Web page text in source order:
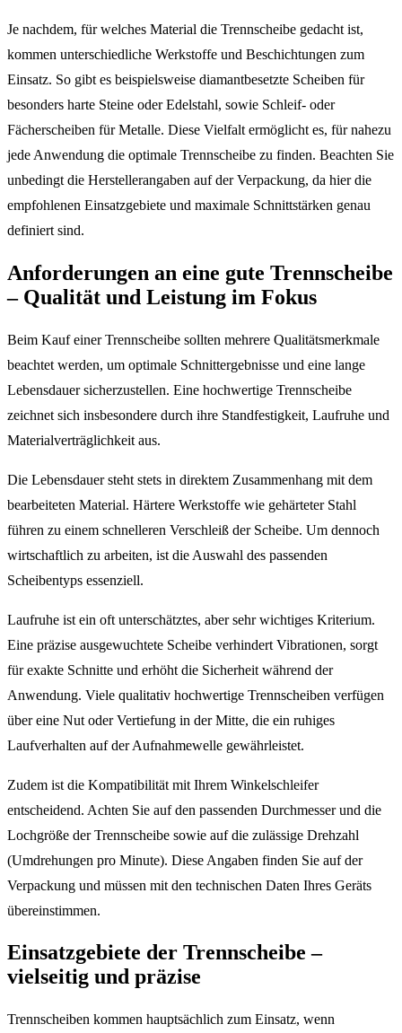
Je nachdem, für welches Material die Trennscheibe gedacht ist,
kommen unterschiedliche Werkstoffe und Beschichtungen zum
Einsatz. So gibt es beispielsweise diamantbesetzte Scheiben für
besonders harte Steine oder Edelstahl, sowie Schleif- oder
Fächerscheiben für Metalle. Diese Vielfalt ermöglicht es, für nahezu
jede Anwendung die optimale Trennscheibe zu finden. Beachten Sie
unbedingt die Herstellerangaben auf der Verpackung, da hier die
empfohlenen Einsatzgebiete und maximale Schnittstärken genau
definiert sind.
Anforderungen an eine gute Trennscheibe
– Qualität und Leistung im Fokus
Beim Kauf einer Trennscheibe sollten mehrere Qualitätsmerkmale
beachtet werden, um optimale Schnittergebnisse und eine lange
Lebensdauer sicherzustellen. Eine hochwertige Trennscheibe
zeichnet sich insbesondere durch ihre Standfestigkeit, Laufruhe und
Materialverträglichkeit aus.
Die Lebensdauer steht stets in direktem Zusammenhang mit dem
bearbeiteten Material. Härtere Werkstoffe wie gehärteter Stahl
führen zu einem schnelleren Verschleiß der Scheibe. Um dennoch
wirtschaftlich zu arbeiten, ist die Auswahl des passenden
Scheibentyps essenziell.
Laufruhe ist ein oft unterschätztes, aber sehr wichtiges Kriterium.
Eine präzise ausgewuchtete Scheibe verhindert Vibrationen, sorgt
für exakte Schnitte und erhöht die Sicherheit während der
Anwendung. Viele qualitativ hochwertige Trennscheiben verfügen
über eine Nut oder Vertiefung in der Mitte, die ein ruhiges
Laufverhalten auf der Aufnahmewelle gewährleistet.
Zudem ist die Kompatibilität mit Ihrem Winkelschleifer
entscheidend. Achten Sie auf den passenden Durchmesser und die
Lochgröße der Trennscheibe sowie auf die zulässige Drehzahl
(Umdrehungen pro Minute). Diese Angaben finden Sie auf der
Verpackung und müssen mit den technischen Daten Ihres Geräts
übereinstimmen.
Einsatzgebiete der Trennscheibe –
vielseitig und präzise
Trennscheiben kommen hauptsächlich zum Einsatz, wenn